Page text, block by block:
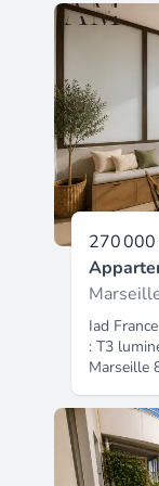
270
Iad
: T3
Marseille
commun
Dès